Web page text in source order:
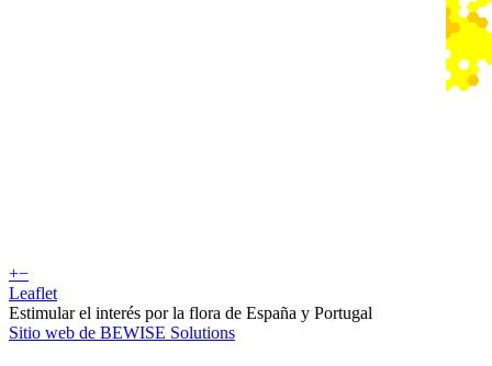
+−
Leaflet
Estimular el interés por la flora de España y Portugal
Sitio web de BEWISE Solutions